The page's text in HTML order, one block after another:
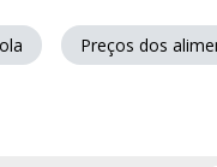
Preços dos